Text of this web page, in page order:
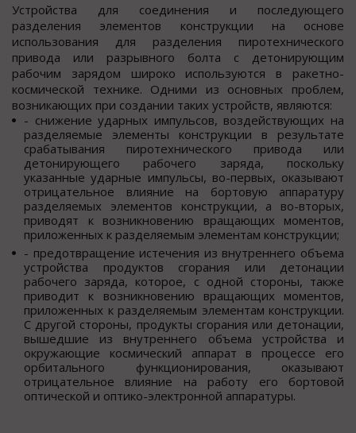
Устройства для соединения и последующего
разделения элементов конструкции на основе
использования для разделения пиротехнического
привода или разрывного болта с детонирующим
рабочим зарядом широко используются в ракетно-
космической технике. Одними из основных проблем,
возникающих при создании таких устройств, являются:
- снижение ударных импульсов, воздействующих на
разделяемые элементы конструкции в результате
срабатывания пиротехнического привода или
детонирующего рабочего заряда, поскольку
указанные ударные импульсы, во-первых, оказывают
отрицательное влияние на бортовую аппаратуру
разделяемых элементов конструкции, а во-вторых,
приводят к возникновению вращающих моментов,
приложенных к разделяемым элементам конструкции;
- предотвращение истечения из внутреннего объема
устройства продуктов сгорания или детонации
рабочего заряда, которое, с одной стороны, также
приводит к возникновению вращающих моментов,
приложенных к разделяемым элементам конструкции.
С другой стороны, продукты сгорания или детонации,
вышедшие из внутреннего объема устройства и
окружающие космический аппарат в процессе его
орбитального функционирования, оказывают
отрицательное влияние на работу его бортовой
оптической и оптико-электронной аппаратуры.